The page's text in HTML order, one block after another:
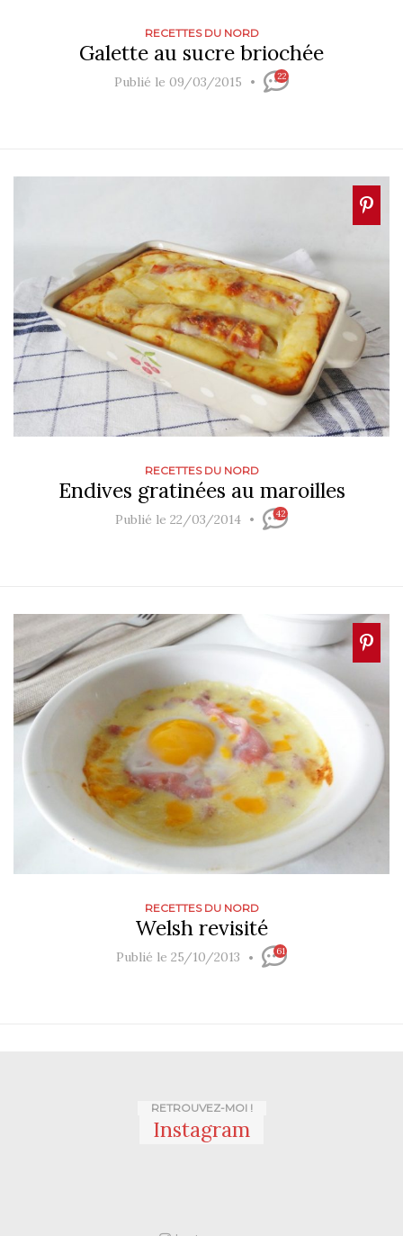
RECETTES DU NORD
Galette au sucre briochée
Publié le 09/03/2015 22
RECETTES DU NORD
Endives gratinées au maroilles
Publié le 22/03/2014 42
RECETTES DU NORD
Welsh revisité
Publié le 25/10/2013 61
RETROUVEZ-MOI !
Instagram